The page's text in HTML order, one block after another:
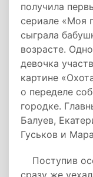
получила
сериале «Моя
сыграла
возрасте.
девочка
картине
о переделе
городке.
Балуев,
Гуськов и
Поступив
сразу же